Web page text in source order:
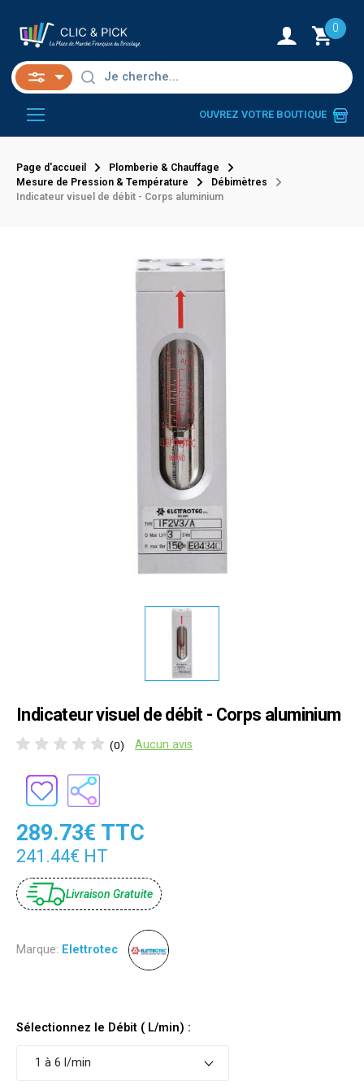
0
OUVREZ VOTRE BOUTIQUE
Page d'accueil
Plomberie & Chauffage
Mesure de Pression & Température
Débimètres
Indicateur visuel de débit - Corps aluminium
Indicateur visuel de débit - Corps aluminium
(0) Aucun avis
289.73€ TTC
241.44€ HT
Livraison Gratuite
Marque: Elettrotec
Sélectionnez le Débit ( L/min) :
1 à 6 l/min